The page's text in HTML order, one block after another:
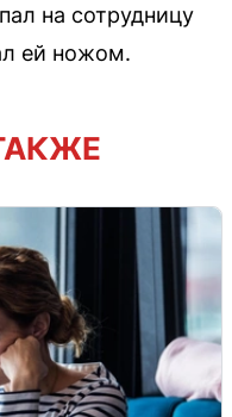
на сотрудницу
ей ножом.